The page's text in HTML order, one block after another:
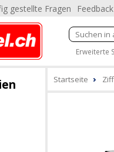
gestellte Fragen Feedback
Erweiterte
Startseite